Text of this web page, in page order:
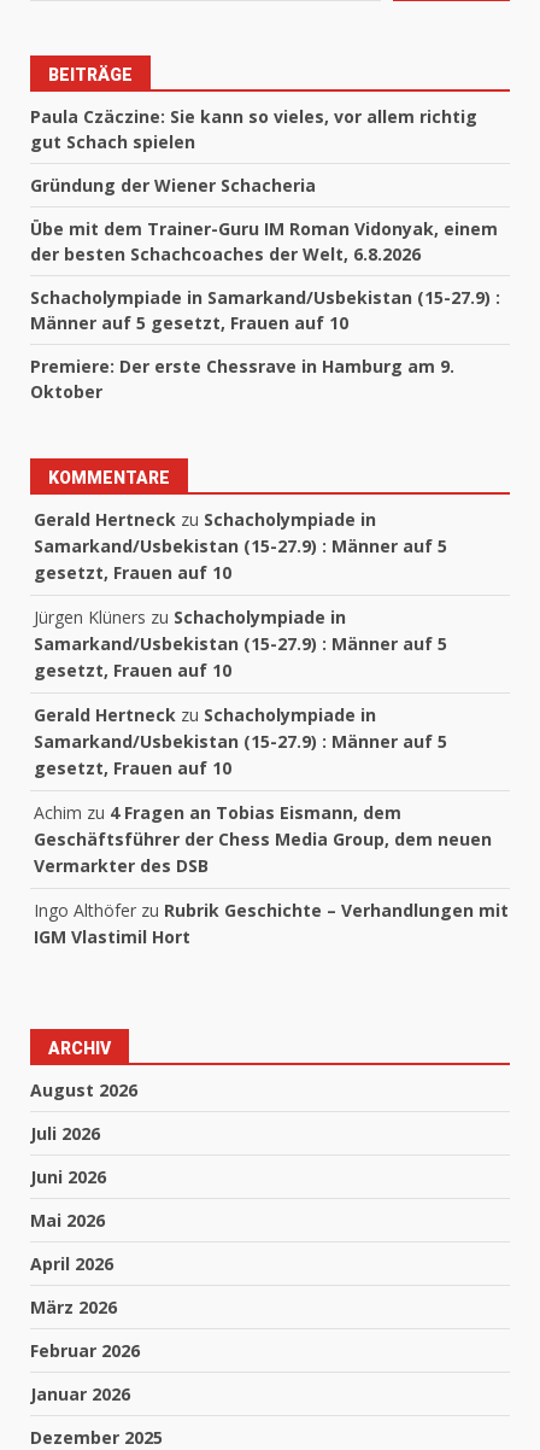
BEITRÄGE
Paula Czäczine: Sie kann so vieles, vor allem richtig
gut Schach spielen
Gründung der Wiener Schacheria
Übe mit dem Trainer-Guru IM Roman Vidonyak, einem
der besten Schachcoaches der Welt, 6.8.2026
Schacholympiade in Samarkand/Usbekistan (15-27.9) :
Männer auf 5 gesetzt, Frauen auf 10
Premiere: Der erste Chessrave in Hamburg am 9.
Oktober
KOMMENTARE
Gerald Hertneck zu Schacholympiade in
Samarkand/Usbekistan (15-27.9) : Männer auf 5
gesetzt, Frauen auf 10
Jürgen Klüners zu Schacholympiade in
Samarkand/Usbekistan (15-27.9) : Männer auf 5
gesetzt, Frauen auf 10
Gerald Hertneck zu Schacholympiade in
Samarkand/Usbekistan (15-27.9) : Männer auf 5
gesetzt, Frauen auf 10
Achim zu 4 Fragen an Tobias Eismann, dem
Geschäftsführer der Chess Media Group, dem neuen
Vermarkter des DSB
Ingo Althöfer zu Rubrik Geschichte – Verhandlungen mit
IGM Vlastimil Hort
ARCHIV
August 2026
Juli 2026
Juni 2026
Mai 2026
April 2026
März 2026
Februar 2026
Januar 2026
Dezember 2025